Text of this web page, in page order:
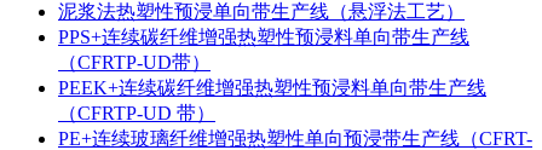
泥浆法热塑性预浸单向带生产线（悬浮法工艺）
PPS+连续碳纤维增强热塑性预浸料单向带生产线
（CFRTP-UD带）
PEEK+连续碳纤维增强热塑性预浸料单向带生产线
（CFRTP-UD 带）
PE+连续玻璃纤维增强热塑性单向预浸带生产线（CFRT-